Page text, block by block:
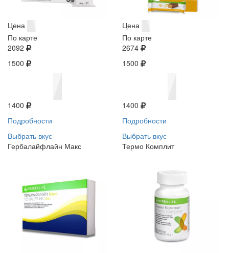
Цена
По карте
2092
1500
1400
Подробности
Выбрать вкус
Цена
По карте
2674
1500
1400
Подробности
Выбрать вкус
Гербалайфлайн Макс
Термо Комплит